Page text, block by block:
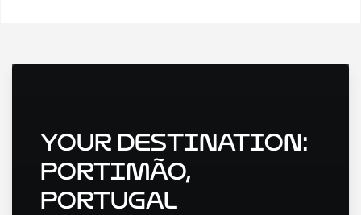
Your Destination:
Portimão,
Portugal